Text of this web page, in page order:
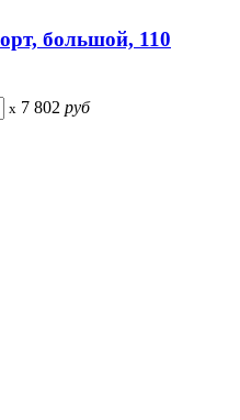
большой, 110
x 7 802 руб